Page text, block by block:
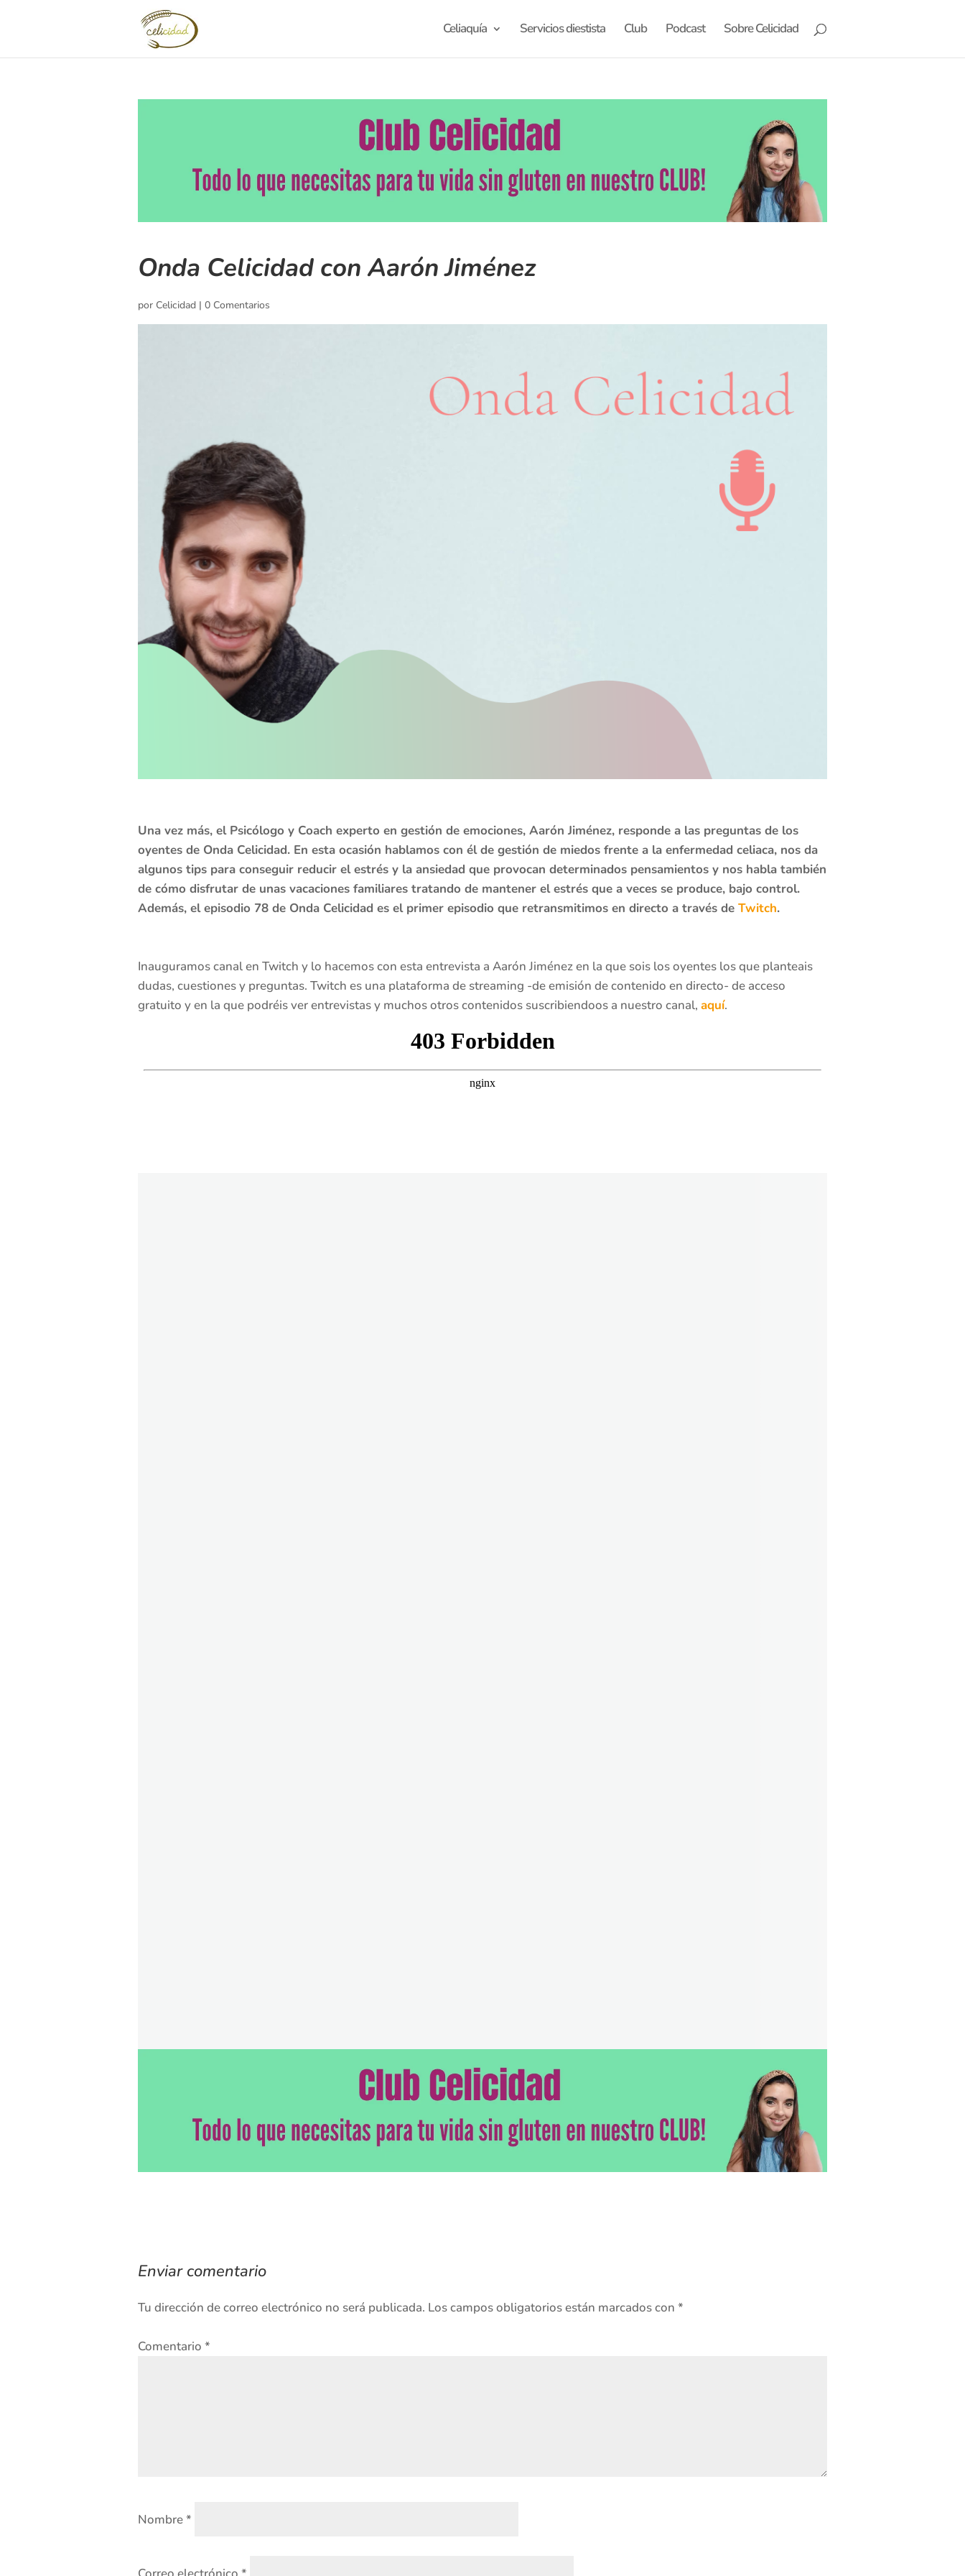
Celiaquía Servicios diestista Club Podcast Sobre Celicidad
Onda Celicidad con Aarón Jiménez
por Celicidad | 0 Comentarios
Una vez más, el Psicólogo y Coach experto en gestión de emociones, Aarón Jiménez, responde a las preguntas de los
oyentes de Onda Celicidad. En esta ocasión hablamos con él de gestión de miedos frente a la enfermedad celiaca, nos da
algunos tips para conseguir reducir el estrés y la ansiedad que provocan determinados pensamientos y nos habla también
de cómo disfrutar de unas vacaciones familiares tratando de mantener el estrés que a veces se produce, bajo control.
Además, el episodio 78 de Onda Celicidad es el primer episodio que retransmitimos en directo a través de Twitch.
Inauguramos canal en Twitch y lo hacemos con esta entrevista a Aarón Jiménez en la que sois los oyentes los que planteais
dudas, cuestiones y preguntas. Twitch es una plataforma de streaming -de emisión de contenido en directo- de acceso
gratuito y en la que podréis ver entrevistas y muchos otros contenidos suscribiendoos a nuestro canal, aquí.
Enviar comentario
Tu dirección de correo electrónico no será publicada. Los campos obligatorios están marcados con *
Comentario *
Nombre*